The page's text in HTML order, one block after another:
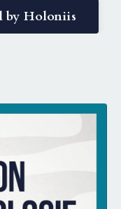
by Holoniis